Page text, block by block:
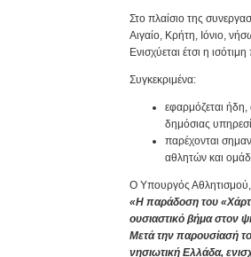
Στο πλαίσιο της
Αιγαίο, Κρήτη, Ιόνιο,
Ενισχύεται έτσι η
Συγκεκριμένα:
εφαρμόζεται ήδη,
δημόσιας
παρέχονται
αθλητών και
Ο Υπουργός Αθλητισμού,
«Η παράδοση του
ουσιαστικό βήμα στον
Μετά την παρουσίασή
νησιωτική Ελλάδα,